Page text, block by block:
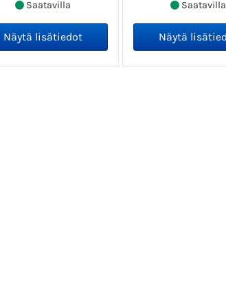
Saatavilla Saatavilla